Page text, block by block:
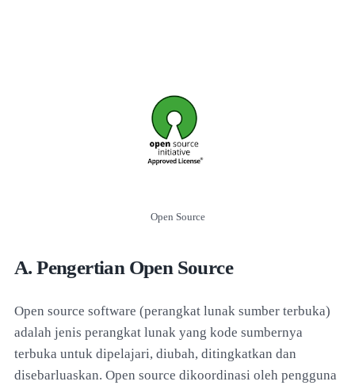
Open Source
A. Pengertian Open Source
Open source software (perangkat lunak sumber terbuka)
adalah jenis perangkat lunak yang kode sumbernya
terbuka untuk dipelajari, diubah, ditingkatkan dan
disebarluaskan. Open source dikoordinasi oleh pengguna